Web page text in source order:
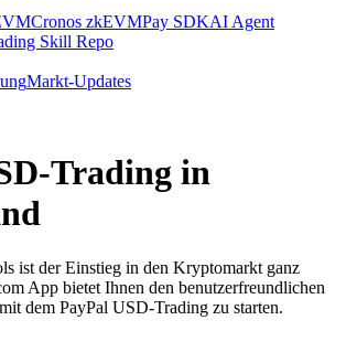
Cronos zkEVMPay SDKAI Agent
Skill Repo
Markt-Updates
Trading in
ist der Einstieg in den Kryptomarkt ganz
App bietet Ihnen den benutzerfreundlichen
dem PayPal USD-Trading zu starten.